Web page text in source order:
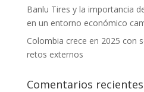
Banlu Tires y la importancia
en un entorno económico
Colombia crece en 2025 con
retos externos
Comentarios recientes